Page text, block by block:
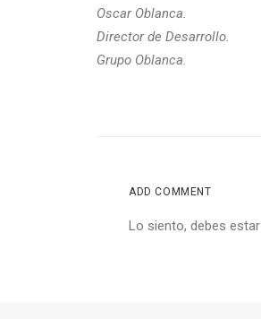
Oscar Oblanca.
Director de Desarrollo.
Grupo Oblanca.
ADD COMMENT
Lo siento, debes estar